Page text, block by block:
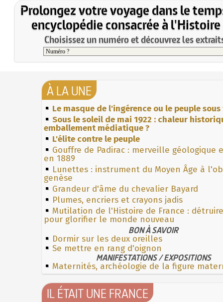
Prolongez votre voyage dans le
encyclopédie consacrée à l'Histoire
Choisissez un numéro et découvrez les
À LA UNE
Le masque de l'ingérence ou le peuple
Sous le soleil de mai 1922 : chaleur
emballement médiatique ?
L'élite contre le peuple
Gouffre de Padirac : merveille géologique
en 1889
Lunettes : instrument du Moyen Âge à
genèse
Grandeur d'âme du chevalier Bayard
Plumes, encriers et crayons jadis
Mutilation de l'Histoire de France :
pour glorifier le monde nouveau
BON À SAVOIR
Dormir sur les deux oreilles
Se mettre en rang d'oignon
MANIFESTATIONS / EXPOSITIONS
Maternités, archéologie de la figure
IL ÉTAIT UNE FRANCE